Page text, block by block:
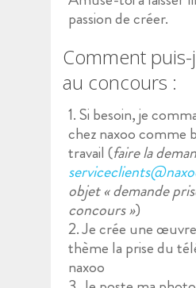
passion de créer.
Comment
au concours :
1. Si besoin, je
chez naxoo comme
travail (faire la
objet « demande
concours »)
2. Je crée une
thème la prise du
naxoo